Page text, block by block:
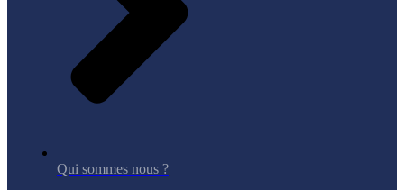
Qui sommes nous ?